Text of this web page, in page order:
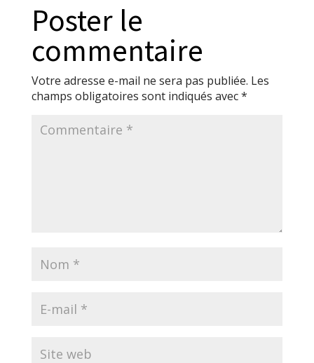
Poster le
commentaire
Votre adresse e-mail ne sera pas publiée. Les
champs obligatoires sont indiqués avec*